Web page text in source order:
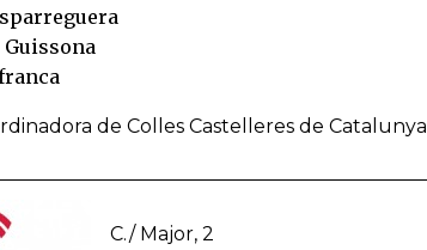
de Colles Castelleres de Catalunya
C./ Major, 2